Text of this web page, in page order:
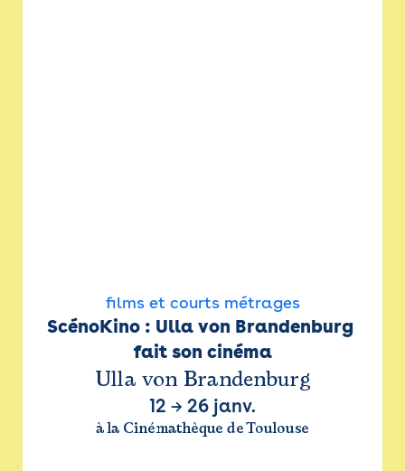
films et courts métrages
ScénoKino : Ulla von Brandenburg
fait son cinéma
Ulla von Brandenburg
12 → 26 janv.
à la Cinémathèque de Toulouse